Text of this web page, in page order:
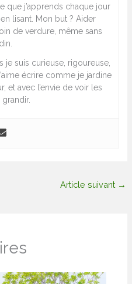
que j’apprends chaque jour
lisant. Mon but ? Aider
de verdure, même sans
je suis curieuse, rigoureuse,
écrire comme je jardine
et avec l’envie de voir les
Article suivant →